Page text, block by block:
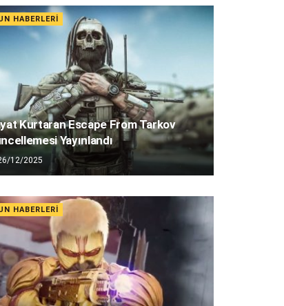
HABERLERI
Kurtaran Escape From Tarkov
Yayınlandı
12/2025
HABERLERI